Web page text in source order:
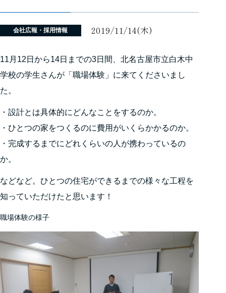
会社広報・採用情報 2019/11/14(木)
11月12日から14日までの3日間、北名古屋市立白木中
学校の学生さんが「職場体験」に来てくださいまし
た。
・設計とは具体的にどんなことをするのか。
・ひとつの家をつくるのに費用がいくらかかるのか。
・完成するまでにどれくらいの人が携わっているの
か。
などなど。ひとつの住宅ができるまでの様々な工程を
知っていただけたと思います！
職場体験の様子